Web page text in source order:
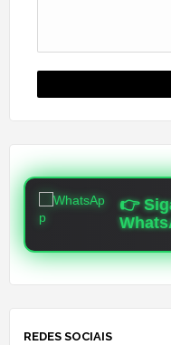
👉
REDES SOCIAIS